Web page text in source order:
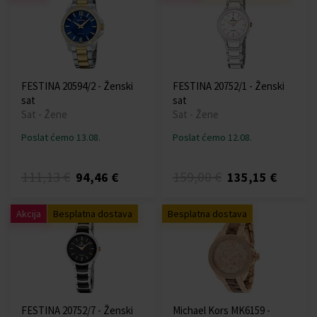
FESTINA 20594/2 - Ženski
sat
Sat - Žene
Poslat ćemo 13.08.
94,46 €
FESTINA 20752/1 - Ženski
sat
Sat - Žene
Poslat ćemo 12.08.
135,15 €
Akcija Besplatna dostava
FESTINA 20752/7 - Ženski
Besplatna dostava
Michael Kors MK6159 -